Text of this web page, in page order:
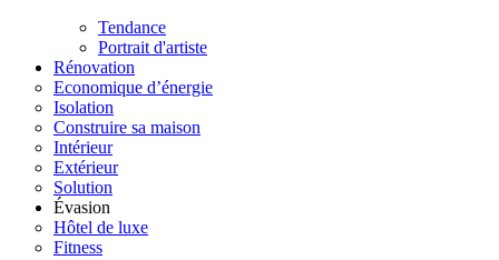
Tendance
Portrait d'artiste
Rénovation
Economique d’énergie
Isolation
Construire sa maison
Intérieur
Extérieur
Solution
Évasion
Hôtel de luxe
Fitness